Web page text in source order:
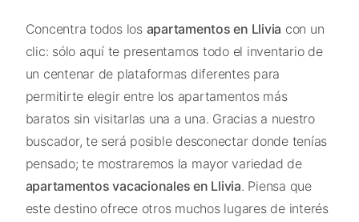
Concentra todos los apartamentos en Llivia con un
clic: sólo aquí te presentamos todo el inventario de
un centenar de plataformas diferentes para
permitirte elegir entre los apartamentos más
baratos sin visitarlas una a una. Gracias a nuestro
buscador, te será posible desconectar donde tenías
pensado; te mostraremos la mayor variedad de
apartamentos vacacionales en Llivia. Piensa que
este destino ofrece otros muchos lugares de interés